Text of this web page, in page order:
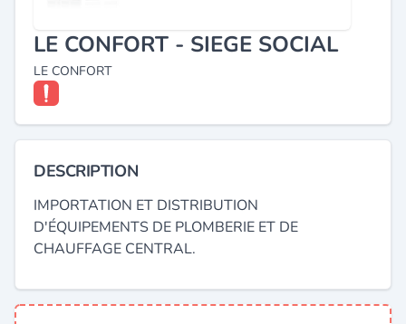
LE CONFORT - SIEGE SOCIAL
LE CONFORT
DESCRIPTION
IMPORTATION ET DISTRIBUTION
D'ÉQUIPEMENTS DE PLOMBERIE ET DE
CHAUFFAGE CENTRAL.